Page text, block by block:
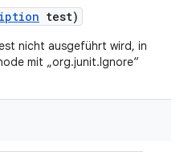
test)
nicht ausgeführt wird, in
mit „org.junit.Ignore“